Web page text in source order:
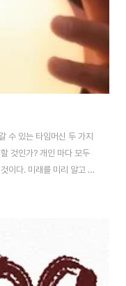
수 있는 타임머신 두 가지
것인가? 개인 마다 모두
이다. 미래를 미리 알고 나
예지력, 즉 앞날에 대한
한다는 것은 어렵고 예측
예측과 전략의 변화가 없
론 하루가 다르게 변하는
이런 포스팅을 하는 이유..